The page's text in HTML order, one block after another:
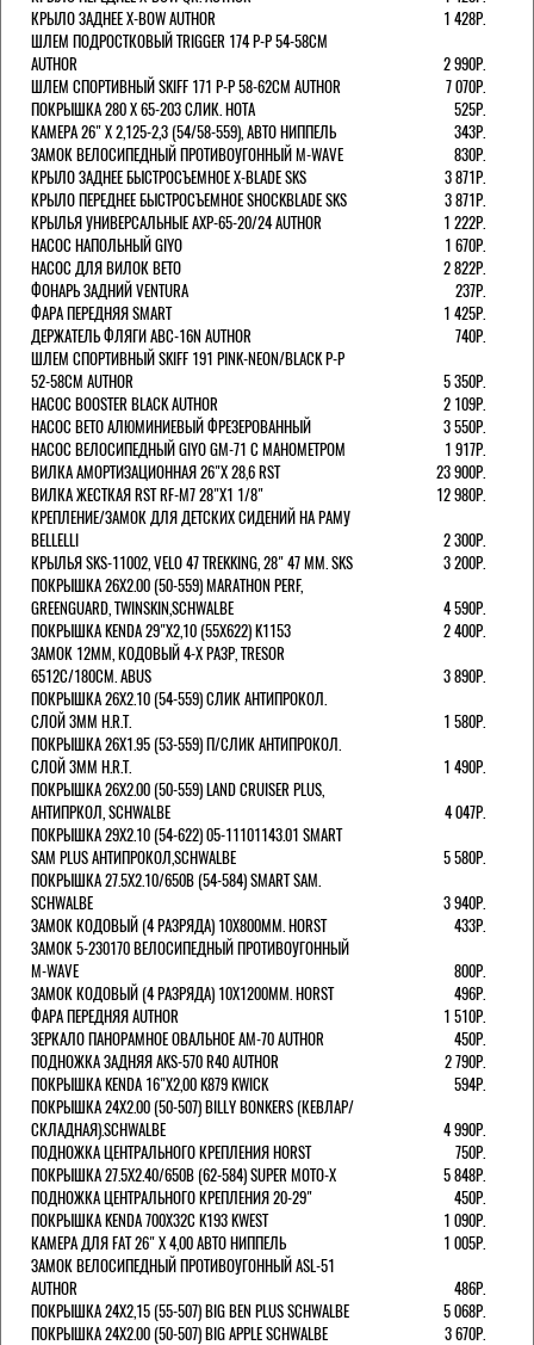
КРЫЛО ЗАДНЕЕ X-BOW AUTHOR
1 428Р.
ШЛЕМ ПОДРОСТКОВЫЙ TRIGGER 174 Р-Р 54-58СМ
AUTHOR
2 990Р.
ШЛЕМ СПОРТИВНЫЙ SKIFF 171 Р-Р 58-62СМ AUTHOR
7 070Р.
ПОКРЫШКА 280 X 65-203 СЛИК. HOTA
525Р.
КАМЕРА 26" X 2,125-2,3 (54/58-559), АВТО НИППЕЛЬ
343Р.
ЗАМОК ВЕЛОСИПЕДНЫЙ ПРОТИВОУГОННЫЙ M-WAVE
830Р.
КРЫЛО ЗАДНЕЕ БЫСТРОСЪЕМНОЕ X-BLADE SKS
3 871Р.
КРЫЛО ПЕРЕДНЕЕ БЫСТРОСЪЕМНОЕ SHOCKBLADE SKS
3 871Р.
КРЫЛЬЯ УНИВЕРСАЛЬНЫЕ AXP-65-20/24 AUTHOR
1 222Р.
НАСОС НАПОЛЬНЫЙ GIYO
1 670Р.
НАСОС ДЛЯ ВИЛОК ВЕТО
2 822Р.
ФОНАРЬ ЗАДНИЙ VENTURA
237Р.
ФАРА ПЕРЕДНЯЯ SMART
1 425Р.
ДЕРЖАТЕЛЬ ФЛЯГИ ABC-16N AUTHOR
740Р.
ШЛЕМ СПОРТИВНЫЙ SKIFF 191 PINK-NEON/BLACK Р-Р
52-58СМ AUTHOR
5 350Р.
НАСОС BOOSTER BLACK AUTHOR
2 109Р.
НАСОС BETO АЛЮМИНИЕВЫЙ ФРЕЗЕРОВАННЫЙ
3 550Р.
НАСОС ВЕЛОСИПЕДНЫЙ GIYO GM-71 С МАНОМЕТРОМ
1 917Р.
ВИЛКА АМОРТИЗАЦИОННАЯ 26"Х 28,6 RST
23 900Р.
ВИЛКА ЖЕСТКАЯ RST RF-M7 28"Х1 1/8"
12 980Р.
КРЕПЛЕНИЕ/ЗАМОК ДЛЯ ДЕТСКИХ СИДЕНИЙ НА РАМУ
BELLELLI
2 300Р.
КРЫЛЬЯ SKS-11002, VELO 47 TREKKING, 28" 47 ММ. SKS
3 200Р.
ПОКРЫШКА 26X2.00 (50-559) MARATHON PERF,
GREENGUARD, TWINSKIN,SCHWALBE
4 590Р.
ПОКРЫШКА KENDA 29"Х2,10 (55X622) K1153
2 400Р.
ЗАМОК 12ММ, КОДОВЫЙ 4-Х РАЗР, TRESOR
6512C/180СМ. ABUS
3 890Р.
ПОКРЫШКА 26X2.10 (54-559) СЛИК АНТИПРОКОЛ.
СЛОЙ 3ММ H.R.T.
1 580Р.
ПОКРЫШКА 26X1.95 (53-559) П/СЛИК АНТИПРОКОЛ.
СЛОЙ 3ММ H.R.T.
1 490Р.
ПОКРЫШКА 26X2.00 (50-559) LAND CRUISER PLUS,
АНТИПРКОЛ, SCHWALBE
4 047Р.
ПОКРЫШКА 29X2.10 (54-622) 05-11101143.01 SMART
SAM PLUS АНТИПРОКОЛ,SCHWALBE
5 580Р.
ПОКРЫШКА 27.5X2.10/650B (54-584) SMART SAM.
SCHWALBE
3 940Р.
ЗАМОК КОДОВЫЙ (4 РАЗРЯДА) 10Х800ММ. HORST
433Р.
ЗАМОК 5-230170 ВЕЛОСИПЕДНЫЙ ПРОТИВОУГОННЫЙ
M-WAVE
800Р.
ЗАМОК КОДОВЫЙ (4 РАЗРЯДА) 10Х1200ММ. HORST
496Р.
ФАРА ПЕРЕДНЯЯ AUTHOR
1 510Р.
ЗЕРКАЛО ПАНОРАМНОЕ ОВАЛЬНОЕ AM-70 AUTHOR
450Р.
ПОДНОЖКА ЗАДНЯЯ AKS-570 R40 AUTHOR
2 790Р.
ПОКРЫШКА KENDA 16"Х2,00 K879 KWICK
594Р.
ПОКРЫШКА 24X2.00 (50-507) BILLY BONKERS (КЕВЛАР/
СКЛАДНАЯ).SCHWALBE
4 990Р.
ПОДНОЖКА ЦЕНТРАЛЬНОГО КРЕПЛЕНИЯ HORST
750Р.
ПОКРЫШКА 27.5X2.40/650B (62-584) SUPER MOTO-X
5 848Р.
ПОДНОЖКА ЦЕНТРАЛЬНОГО КРЕПЛЕНИЯ 20-29"
450Р.
ПОКРЫШКА KENDA 700Х32С K193 KWEST
1 090Р.
КАМЕРА ДЛЯ FAT 26" X 4,00 АВТО НИППЕЛЬ
1 005Р.
ЗАМОК ВЕЛОСИПЕДНЫЙ ПРОТИВОУГОННЫЙ ASL-51
AUTHOR
486Р.
ПОКРЫШКА 24X2,15 (55-507) BIG BEN PLUS SCHWALBE
5 068Р.
ПОКРЫШКА 24X2.00 (50-507) BIG APPLE SCHWALBE
3 670Р.